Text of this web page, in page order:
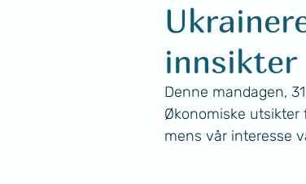
innsikter
Denne mandagen,
Økonomiske utsikter
mens vår interesse